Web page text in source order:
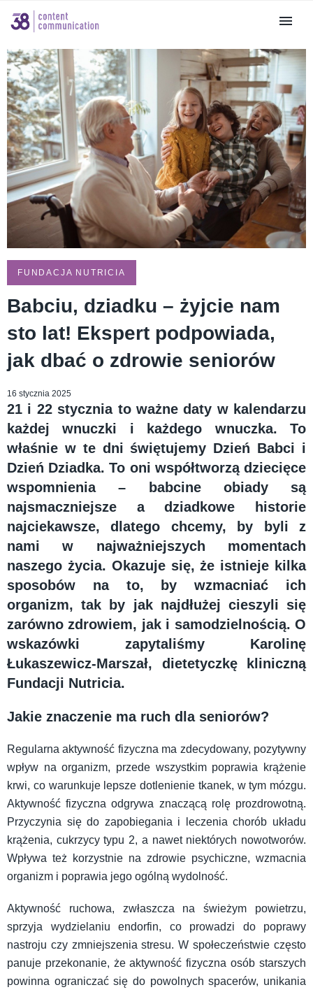
FUNDACJA NUTRICIA
Babciu, dziadku – żyjcie nam
sto lat! Ekspert podpowiada,
jak dbać o zdrowie seniorów
16 stycznia 2025
21 i 22 stycznia to ważne daty w kalendarzu
każdej wnuczki i każdego wnuczka. To
właśnie w te dni świętujemy Dzień Babci i
Dzień Dziadka. To oni współtworzą dziecięce
wspomnienia – babcine obiady są
najsmaczniejsze a dziadkowe historie
najciekawsze, dlatego chcemy, by byli z
nami w najważniejszych momentach
naszego życia. Okazuje się, że istnieje kilka
sposobów na to, by wzmacniać ich
organizm, tak by jak najdłużej cieszyli się
zarówno zdrowiem, jak i samodzielnością. O
wskazówki zapytaliśmy Karolinę
Łukaszewicz-Marszał, dietetyczkę kliniczną
Fundacji Nutricia.
Jakie znaczenie ma ruch dla seniorów?
Regularna aktywność fizyczna ma zdecydowany, pozytywny
wpływ na organizm, przede wszystkim poprawia krążenie
krwi, co warunkuje lepsze dotlenienie tkanek, w tym mózgu.
Aktywność fizyczna odgrywa znaczącą rolę prozdrowotną.
Przyczynia się do zapobiegania i leczenia chorób układu
krążenia, cukrzycy typu 2, a nawet niektórych nowotworów.
Wpływa też korzystnie na zdrowie psychiczne, wzmacnia
organizm i poprawia jego ogólną wydolność.
Aktywność ruchowa, zwłaszcza na świeżym powietrzu,
sprzyja wydzielaniu endorfin, co prowadzi do poprawy
nastroju czy zmniejszenia stresu. W społeczeństwie często
panuje przekonanie, że aktywność fizyczna osób starszych
powinna ograniczać się do powolnych spacerów, unikania